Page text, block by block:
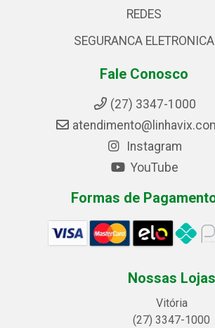
REDES
SEGURANCA ELETRONICA
Fale Conosco
(27) 3347-1000
Instagram
YouTube
Formas de
Nossas Lojas
Vitória
(27) 3347-1000